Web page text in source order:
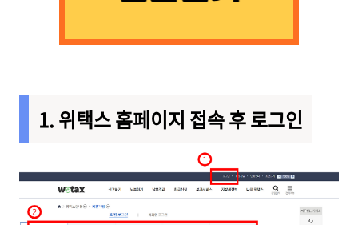
1. 위택스 홈페이지 접속 후 로그인